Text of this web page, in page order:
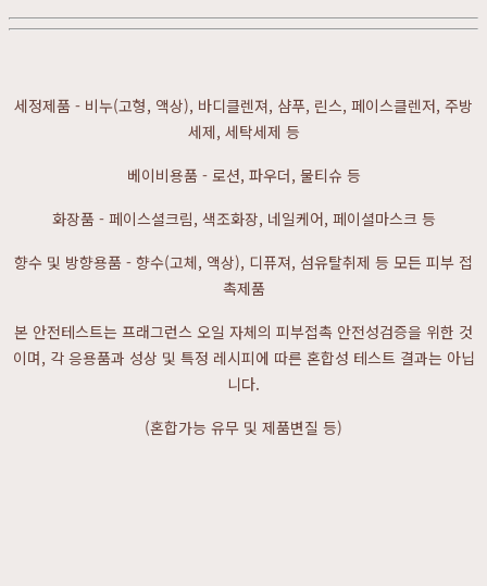
세정제품 - 비누(고형, 액상), 바디클렌져, 샴푸, 린스, 페이스클렌저, 주방
세제, 세탁세제 등
베이비용품 - 로션, 파우더, 물티슈 등
화장품 - 페이스셜크림, 색조화장, 네일케어, 페이셜마스크 등
향수 및 방향용품 - 향수(고체, 액상), 디퓨져, 섬유탈취제 등 모든 피부 접
촉제품
본 안전테스트는 프래그런스 오일 자체의 피부접촉 안전성검증을 위한 것
이며, 각 응용품과 성상 및 특정 레시피에 따른 혼합성 테스트 결과는 아닙
니다.
(혼합가능 유무 및 제품변질 등)